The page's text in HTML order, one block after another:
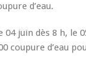
d’eau.
juin dès 8 h, le
coupure d’eau